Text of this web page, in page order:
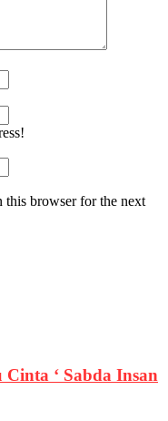
this browser for the next
Cinta ‘ Sabda Insan